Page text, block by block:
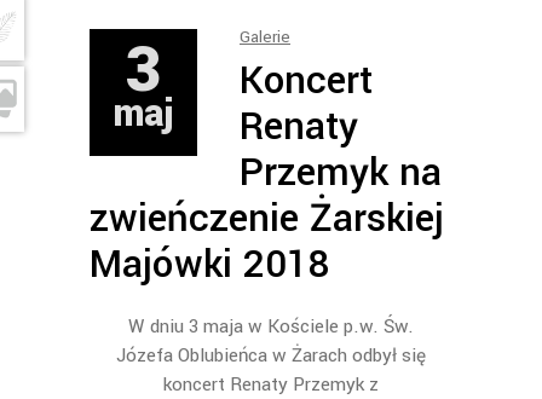
3
maj
Galerie
Koncert
Renaty
Przemyk na
zwieńczenie Żarskiej
Majówki 2018
W dniu 3 maja w Kościele p.w. Św.
Józefa Oblubieńca w Żarach odbył się
koncert Renaty Przemyk z